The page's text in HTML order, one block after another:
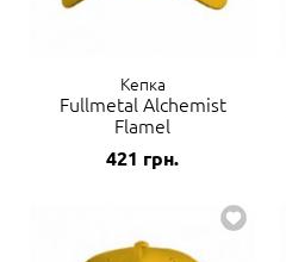
Кепка
Fullmetal Alchemist
Flamel
421 грн.